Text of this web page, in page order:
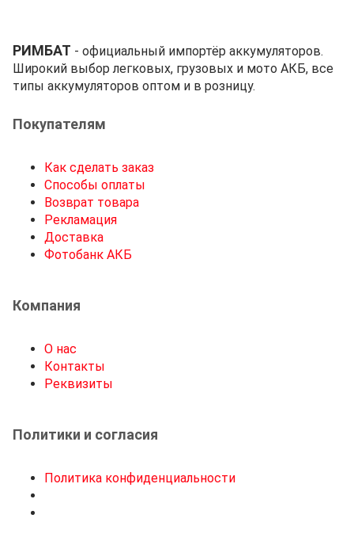
РИМБАТ - официальный импортёр аккумуляторов.
Широкий выбор легковых, грузовых и мото АКБ, все
типы аккумуляторов оптом и в розницу.
Покупателям
Как сделать заказ
Способы оплаты
Возврат товара
Рекламация
Доставка
Фотобанк АКБ
Компания
О нас
Контакты
Реквизиты
Политики и согласия
Политика конфиденциальности